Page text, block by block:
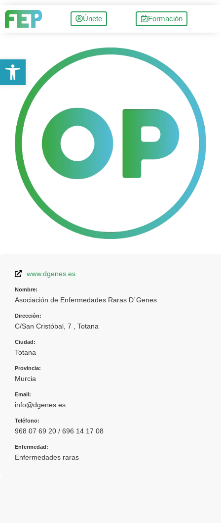
Únete Formación
www.dgenes.es
Nombre:
Asociación de Enfermedades Raras D´Genes
Dirección:
C/San Cristóbal, 7 , Totana
Ciudad:
Totana
Provincia:
Murcia
Email:
info@dgenes.es
Teléfono:
968 07 69 20 / 696 14 17 08
Enfermedad:
Enfermedades raras
Abrir barra de herramientas